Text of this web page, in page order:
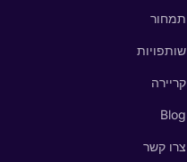
תמחור
שותפויות
קריירה
Blog
צרו קשר